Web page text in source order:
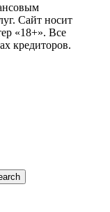
Сайт носит
«18+». Все
кредиторов.